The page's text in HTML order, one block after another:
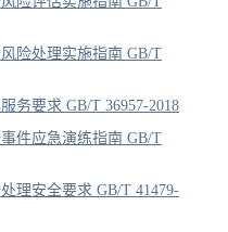
险处理实施指南 GB/T
务要求 GB/T 36957-2018
件应急演练指南 GB/T
理安全要求 GB/T 41479-